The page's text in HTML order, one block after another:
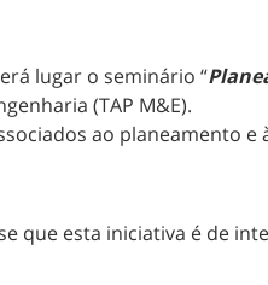
lugar o seminário “
(TAP M&E).
ao planeamento e
que esta iniciativa é de